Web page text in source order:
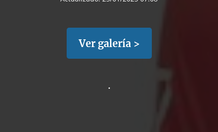
Ver galería >
.